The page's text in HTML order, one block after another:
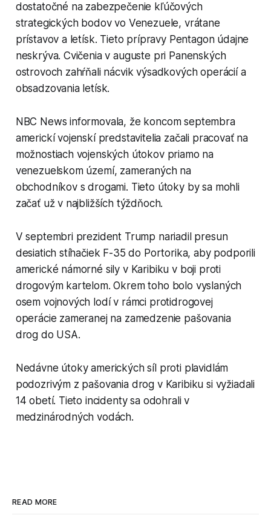
dostatočné na zabezpečenie kľúčových
strategických bodov vo Venezuele, vrátane
prístavov a letísk. Tieto prípravy Pentagon údajne
neskrýva. Cvičenia v auguste pri Panenských
ostrovoch zahŕňali nácvik výsadkových operácií a
obsadzovania letísk.
NBC News informovala, že koncom septembra
americkí vojenskí predstavitelia začali pracovať na
možnostiach vojenských útokov priamo na
venezuelskom území, zameraných na
obchodníkov s drogami. Tieto útoky by sa mohli
začať už v najbližších týždňoch.
V septembri prezident Trump nariadil presun
desiatich stíhačiek F-35 do Portorika, aby podporili
americké námorné sily v Karibiku v boji proti
drogovým kartelom. Okrem toho bolo vyslaných
osem vojnových lodí v rámci protidrogovej
operácie zameranej na zamedzenie pašovania
drog do USA.
Nedávne útoky amerických síl proti plavidlám
podozrivým z pašovania drog v Karibiku si vyžiadali
14 obetí. Tieto incidenty sa odohrali v
medzinárodných vodách.
READ MORE